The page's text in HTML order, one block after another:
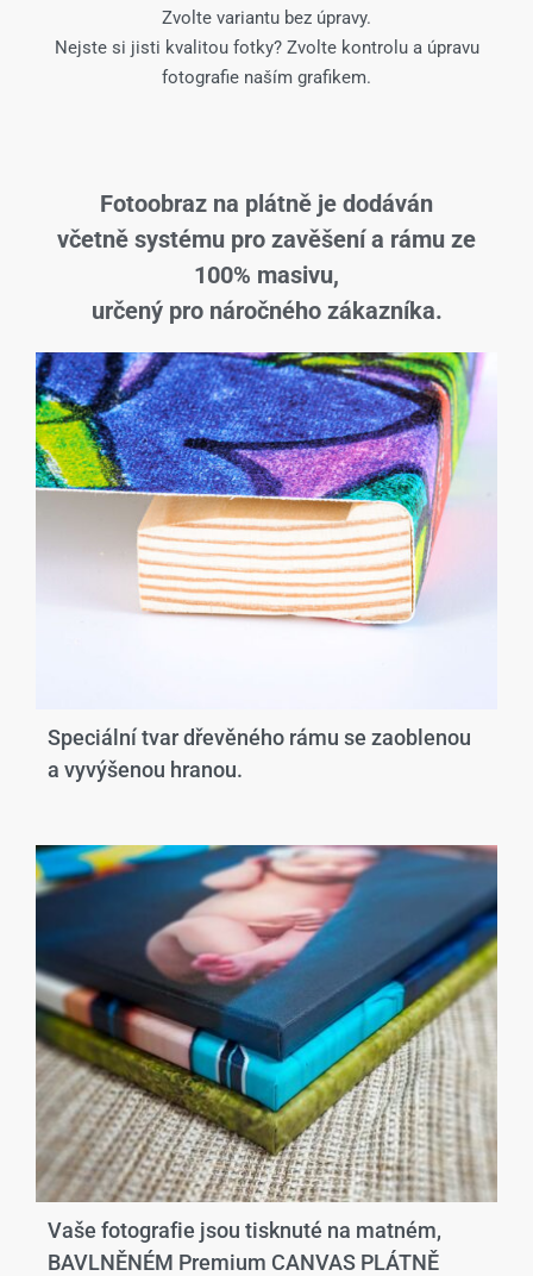
Zvolte variantu bez úpravy.
Nejste si jisti kvalitou fotky? Zvolte kontrolu a úpravu
fotografie naším grafikem.
Fotoobraz na plátně je dodáván
včetně systému pro zavěšení a rámu ze
100% masivu,
určený pro náročného zákazníka.
Speciální tvar dřevěného rámu se zaoblenou
a vyvýšenou hranou.​
Vaše fotografie jsou tisknuté na matném,
BAVLNĚNÉM Premium CANVAS PLÁTNĚ